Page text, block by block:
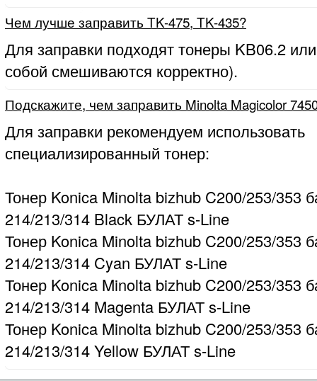
Чем лучше заправить TK-475, TK-435?
Для заправки подходят тонеры KB06.2
собой смешиваются корректно).
Подскажите, чем заправить Minolta Magicolor
Для заправки рекомендуем использовать
специализированный тонер:
Тонер Konica Minolta bizhub C200/253/353
214/213/314 Black БУЛАТ s-Line
Тонер Konica Minolta bizhub C200/253/353
214/213/314 Cyan БУЛАТ s-Line
Тонер Konica Minolta bizhub C200/253/353
214/213/314 Magenta БУЛАТ s-Line
Тонер Konica Minolta bizhub C200/253/353
214/213/314 Yellow БУЛАТ s-Line